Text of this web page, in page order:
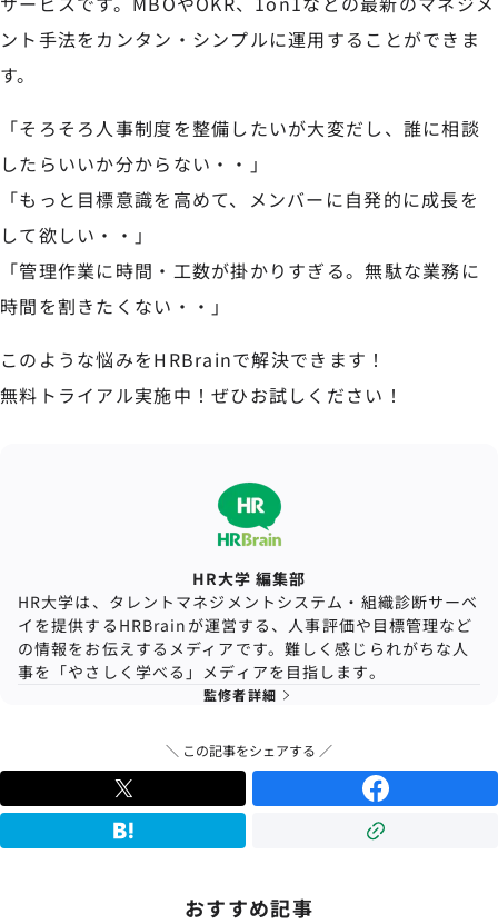
ント手法をカンタン・シンプルに運用することができま
す。
「そろそろ人事制度を整備したいが大変だし、誰に相談
したらいいか分からない・・」
「もっと目標意識を高めて、メンバーに自発的に成長を
して欲しい・・」
「管理作業に時間・工数が掛かりすぎる。無駄な業務に
時間を割きたくない・・」
このような悩みをHRBrainで解決できます！
無料トライアル実施中！ぜひお試しください！
HR大学 編集部
HR大学は、タレントマネジメントシステム・組織診断サーベ
イを提供するHRBrainが運営する、人事評価や目標管理など
の情報をお伝えするメディアです。難しく感じられがちな人
事を「やさしく学べる」メディアを目指します。
監修者詳細
＼ この記事をシェアする ／
おすすめ記事